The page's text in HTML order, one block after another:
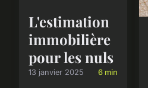
L'estimation
immobilière
pour les nuls
13 janvier 2025 6 min